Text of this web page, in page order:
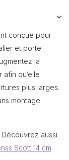
conçue pour
et porte
la
qu’elle
plus larges.
montage
aussi
Scott 14 cm.